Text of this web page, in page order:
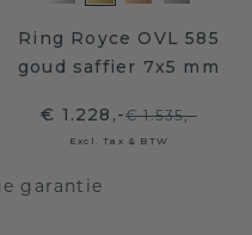
Ring Royce OVL 585
goud saffier 7x5 mm
€ 1.228,-€ 1.535,-
Excl. Tax & BTW
garantie